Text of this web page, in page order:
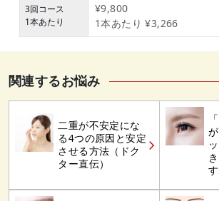
3回コース
1本あたり
¥9,800
1本あたり ¥3,266
関連するお悩み
二重が不安定にな
る4つの原因と安定
させる方法（ドク
ター直伝）